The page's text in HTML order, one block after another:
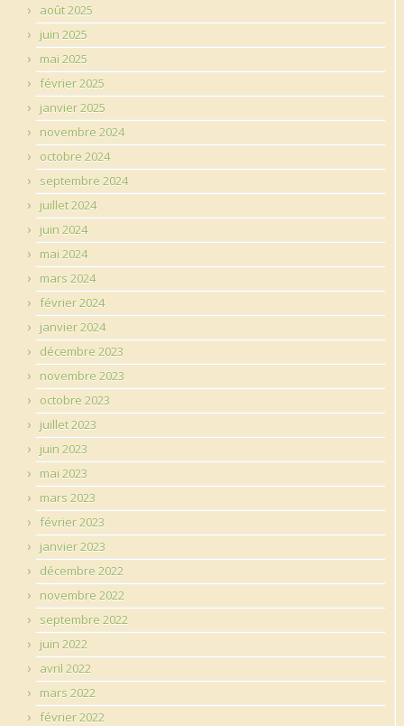
août 2025
juin 2025
mai 2025
février 2025
janvier 2025
novembre 2024
octobre 2024
septembre 2024
juillet 2024
juin 2024
mai 2024
mars 2024
février 2024
janvier 2024
décembre 2023
novembre 2023
octobre 2023
juillet 2023
juin 2023
mai 2023
mars 2023
février 2023
janvier 2023
décembre 2022
novembre 2022
septembre 2022
juin 2022
avril 2022
mars 2022
février 2022